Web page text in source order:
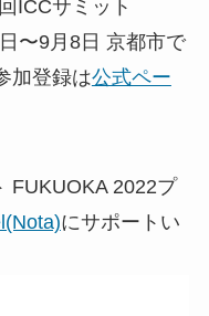
ICCサミット
〜9月8日 京都市で
加登録は公式ペー
FUKUOKA 2022プ
にサポートい